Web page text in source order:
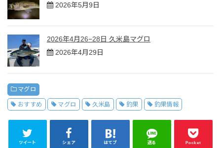
2026年5月9日
2026年4月26−28日 久米島マグロ
2026年4月29日
マグロ
おすすめ マグロ 久米島 釣果 釣果情報
ツイート シェア はてブ 送る Pocket